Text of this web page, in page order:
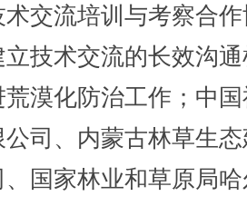
交流培训与考察合
技术交流的长效沟
漠化防治工作；中
司、内蒙古林草生
国家林业和草原局